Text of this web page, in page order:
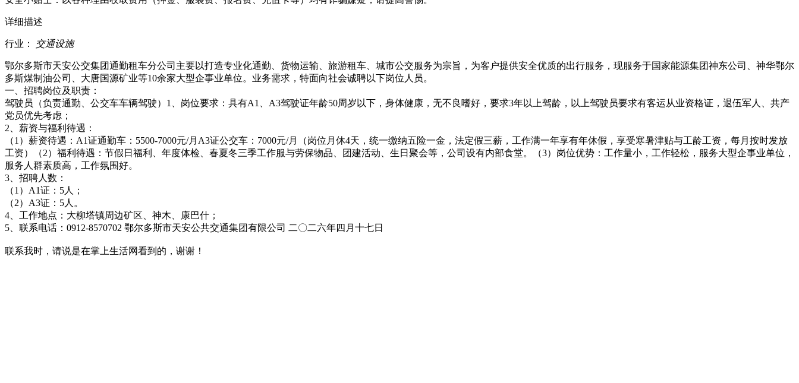
详细描述
行业： 交通设施
鄂尔多斯市天安公交集团通勤租车分公司主要以打造专业化通勤、货物运输、旅游租车、城市公交服务为宗旨，为客户提供安全优质的出行服务，现服务于国家能源集团神东公司、神华鄂尔
多斯煤制油公司、大唐国源矿业等10余家大型企事业单位。业务需求，特面向社会诚聘以下岗位人员。
一、招聘岗位及职责：
驾驶员（负责通勤、公交车车辆驾驶）1、岗位要求：具有A1、A3驾驶证年龄50周岁以下，身体健康，无不良嗜好，要求3年以上驾龄，以上驾驶员要求有客运从业资格证，退伍军人、共产
党员优先考虑；
2、薪资与福利待遇：
（1）薪资待遇：A1证通勤车：5500-7000元/月A3证公交车：7000元/月（岗位月休4天，统一缴纳五险一金，法定假三薪，工作满一年享有年休假，享受寒暑津贴与工龄工资，每月按时发放
工资）（2）福利待遇：节假日福利、年度体检、春夏冬三季工作服与劳保物品、团建活动、生日聚会等，公司设有内部食堂。（3）岗位优势：工作量小，工作轻松，服务大型企事业单位，
服务人群素质高，工作氛围好。
3、招聘人数：
（1）A1证：5人；
（2）A3证：5人。
4、工作地点：大柳塔镇周边矿区、神木、康巴什；
5、联系电话：0912-8570702 鄂尔多斯市天安公共交通集团有限公司 二〇二六年四月十七日
联系我时，请说是在掌上生活网看到的，谢谢！